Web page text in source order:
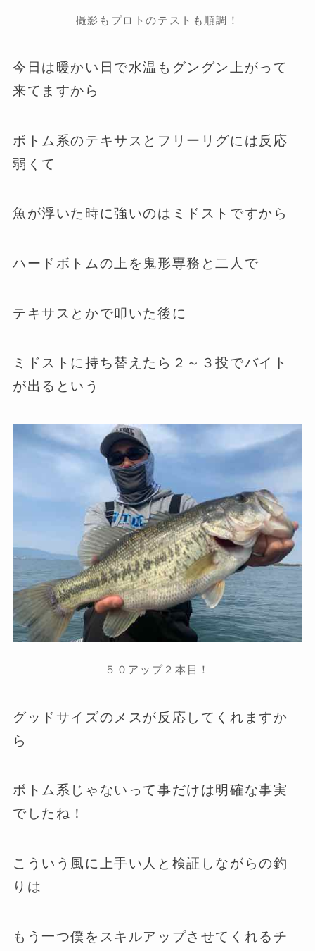
撮影もプロトのテストも順調！
今日は暖かい日で水温もグングン上がって
来てますから
ボトム系のテキサスとフリーリグには反応
弱くて
魚が浮いた時に強いのはミドストですから
ハードボトムの上を鬼形専務と二人で
テキサスとかで叩いた後に
ミドストに持ち替えたら２～３投でバイト
が出るという
５０アップ２本目！
グッドサイズのメスが反応してくれますか
ら
ボトム系じゃないって事だけは明確な事実
でしたね！
こういう風に上手い人と検証しながらの釣
りは
もう一つ僕をスキルアップさせてくれるチ